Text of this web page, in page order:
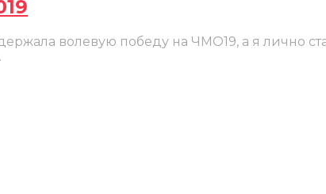
волевую победу на ЧМО19, а я лично